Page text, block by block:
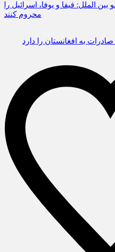
بین الملل: فیفا و یوفا، اسرائیل را
محروم کنند